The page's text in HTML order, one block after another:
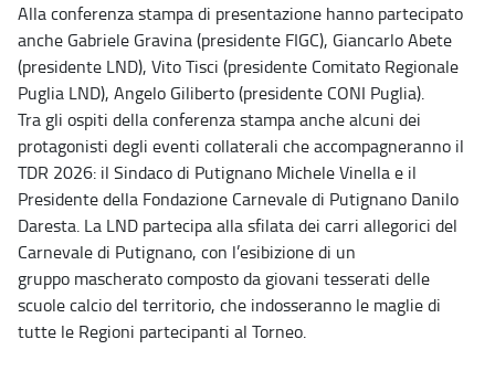
Alla conferenza stampa di presentazione hanno partecipato
anche Gabriele Gravina (presidente FIGC), Giancarlo Abete
(presidente LND), Vito Tisci (presidente Comitato Regionale
Puglia LND), Angelo Giliberto (presidente CONI Puglia).
Tra gli ospiti della conferenza stampa anche alcuni dei
protagonisti degli eventi collaterali che accompagneranno il
TDR 2026: il Sindaco di Putignano Michele Vinella e il
Presidente della Fondazione Carnevale di Putignano Danilo
Daresta. La LND partecipa alla sfilata dei carri allegorici del
Carnevale di Putignano, con l’esibizione di un
gruppo mascherato composto da giovani tesserati delle
scuole calcio del territorio, che indosseranno le maglie di
tutte le Regioni partecipanti al Torneo.